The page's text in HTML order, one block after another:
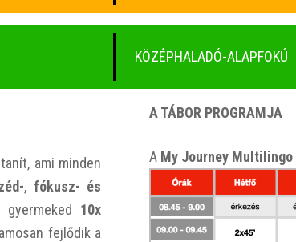
KÖZÉPHALADÓ-ALAPFOKÚ
tanít, ami minden
, fókusz- és
10x
fejlődik a
A TÁBOR PROGRAMJA
A My Journey Multilingo